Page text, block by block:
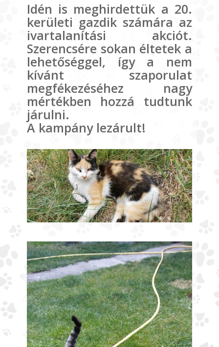
Idén is meghirdettük a 20.
kerületi gazdik számára az
ivartalanítási akciót.
Szerencsére sokan éltetek a
lehetőséggel, így a nem
kívánt szaporulat
megfékezéséhez nagy
mértékben hozzá tudtunk
járulni.
A kampány lezárult!